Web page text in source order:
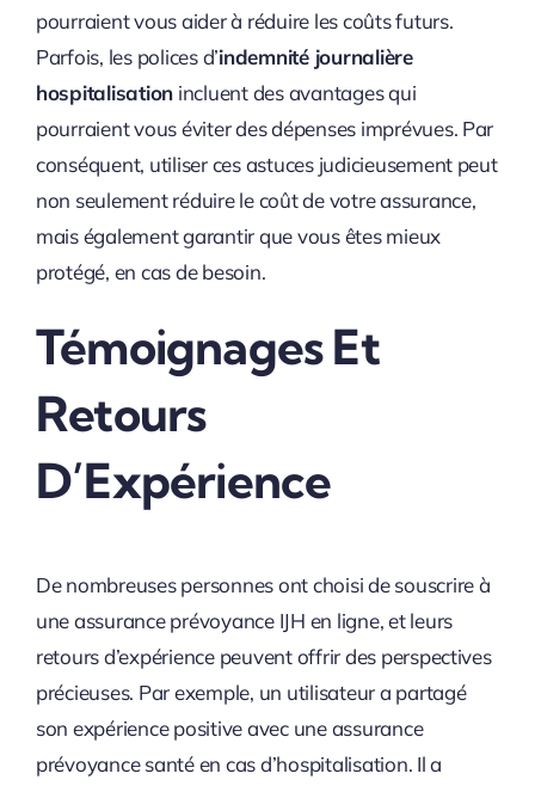
pourraient vous aider à réduire les coûts futurs.
Parfois, les polices d’indemnité journalière
hospitalisation incluent des avantages qui
pourraient vous éviter des dépenses imprévues. Par
conséquent, utiliser ces astuces judicieusement peut
non seulement réduire le coût de votre assurance,
mais également garantir que vous êtes mieux
protégé, en cas de besoin.
Témoignages Et
Retours
D’Expérience
De nombreuses personnes ont choisi de souscrire à
une assurance prévoyance IJH en ligne, et leurs
retours d’expérience peuvent offrir des perspectives
précieuses. Par exemple, un utilisateur a partagé
son expérience positive avec une assurance
prévoyance santé en cas d’hospitalisation. Il a